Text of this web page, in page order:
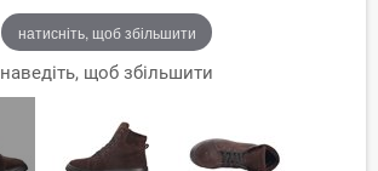
натисніть, щоб збільшити
наведіть, щоб збільшити